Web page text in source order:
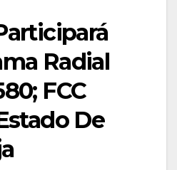
Radial
FCC
De